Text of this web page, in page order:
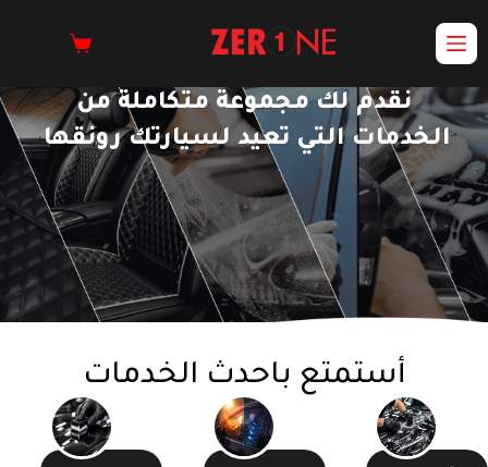
نقدم لك مجموعة متكاملة من
الخدمات التي تعيد لسيارتك رونقها
أستمتع باحدث الخدمات